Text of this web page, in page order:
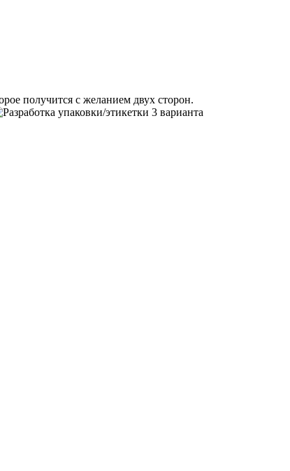
получится с желанием двух сторон.